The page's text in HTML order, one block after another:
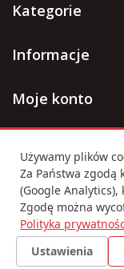
Kategorie
Informacje
Moje konto
Używamy plików
Za Państwa zgodą
(Google
Zgodę można
Polityka
Ustawienia